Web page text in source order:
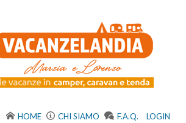
HOME CHI SIAMO F.A.Q. LOGIN